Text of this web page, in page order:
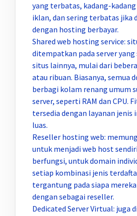
yang terbatas, kadang-
iklan, dan sering terbatas jika
dengan hosting berbayar.
Shared web hosting service:
ditempatkan pada server yang
situs lainnya, mulai dari
atau ribuan. Biasanya, semua
berbagi kolam renang umum
server, seperti RAM dan CPU.
tersedia dengan layanan jenis
luas.
Reseller hosting web:
untuk menjadi web host
berfungsi, untuk domain
setiap kombinasi jenis
tergantung pada siapa
dengan sebagai reseller.
Dedicated Server Virtual: juga